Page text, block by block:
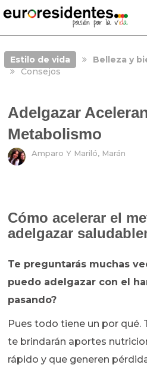
Estilo de vida Belleza y
Consejos
Adelgazar
Metabolismo
Amparo Y Mariló, Marán
Cómo acelerar el
adelgazar
Te preguntarás muchas
puedo adelgazar con el
pasando?
Pues todo tiene un por qué.
te brindarán aportes
rápido y que generen